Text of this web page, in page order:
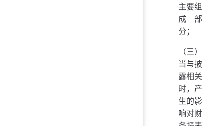
主要组
成部
分；
（三）
当与披
露相关
时，产
生的影
响对财